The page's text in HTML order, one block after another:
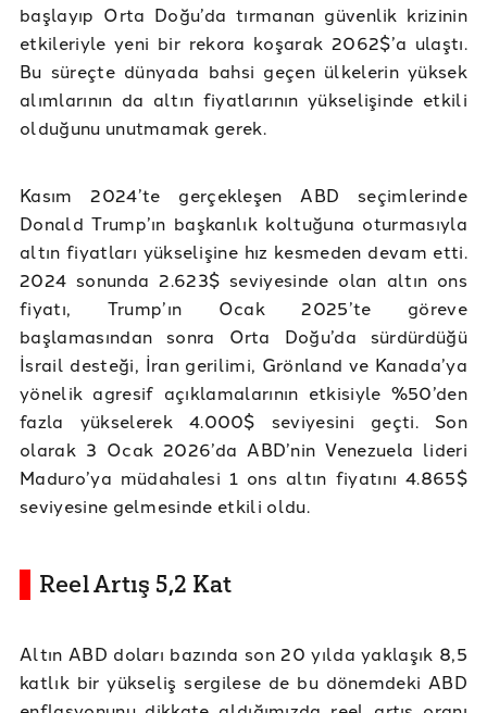
başlayıp Orta Doğu’da tırmanan güvenlik krizinin
etkileriyle yeni bir rekora koşarak 2062$’a ulaştı.
Bu süreçte dünyada bahsi geçen ülkelerin yüksek
alımlarının da altın fiyatlarının yükselişinde etkili
olduğunu unutmamak gerek.
Kasım 2024’te gerçekleşen ABD seçimlerinde
Donald Trump’ın başkanlık koltuğuna oturmasıyla
altın fiyatları yükselişine hız kesmeden devam etti.
2024 sonunda 2.623$ seviyesinde olan altın ons
fiyatı, Trump’ın Ocak 2025’te göreve
başlamasından sonra Orta Doğu’da sürdürdüğü
İsrail desteği, İran gerilimi, Grönland ve Kanada’ya
yönelik agresif açıklamalarının etkisiyle %50’den
fazla yükselerek 4.000$ seviyesini geçti. Son
olarak 3 Ocak 2026’da ABD’nin Venezuela lideri
Maduro’ya müdahalesi 1 ons altın fiyatını 4.865$
seviyesine gelmesinde etkili oldu.
Reel Artış 5,2 Kat
Altın ABD doları bazında son 20 yılda yaklaşık 8,5
katlık bir yükseliş sergilese de bu dönemdeki ABD